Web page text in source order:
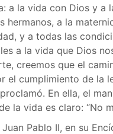
a la vida con Dios y a
hermanos, a la
y a todas las
a la vida que Dios
creemos que el
el cumplimiento de la
En ella, el
la vida es claro: “No
Juan Pablo II, en su